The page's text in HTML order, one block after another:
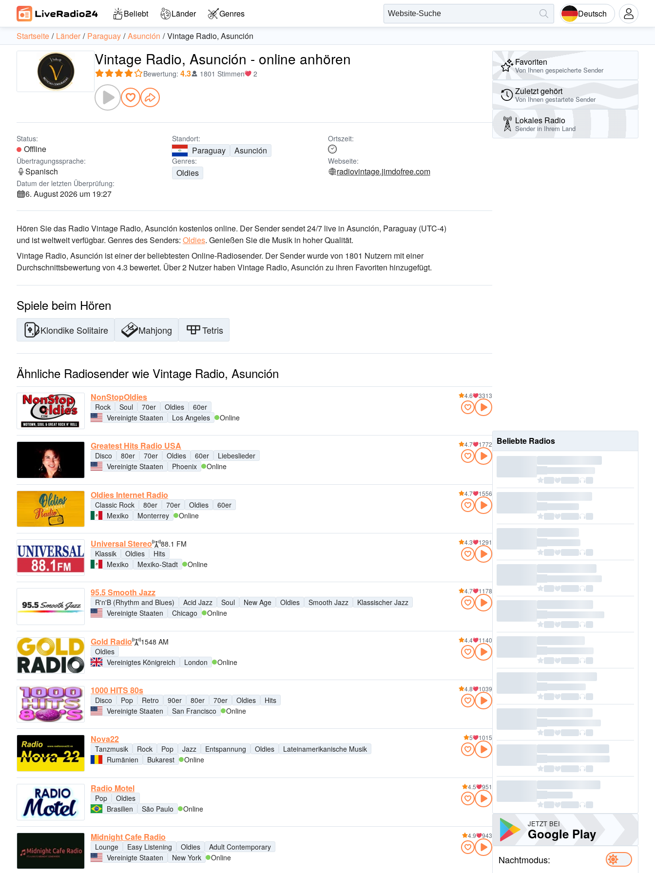
Beliebt Länder Genres Deutsch
Startseite Länder Paraguay Asunción Vintage Radio, Asunción
Vintage Radio, Asunción - online anhören
Bewertung: 4.3 1801 Stimmen 2
Status:
Offline
Standort:
Paraguay Asunción
Ortszeit:
Übertragungssprache:
Spanisch
Genres:
Oldies
Webseite:
radiovintage.jimdofree.com
Datum der letzten Überprüfung:
6. August 2026 um 19:27
Hören Sie das Radio Vintage Radio, Asunción kostenlos online. Der Sender sendet 24/7 live in Asunción, Paraguay (UTC-4)
und ist weltweit verfügbar. Genres des Senders: Oldies. Genießen Sie die Musik in hoher Qualität.
Vintage Radio, Asunción ist einer der beliebtesten Online-Radiosender. Der Sender wurde von 1801 Nutzern mit einer
Durchschnittsbewertung von 4.3 bewertet. Über 2 Nutzer haben Vintage Radio, Asunción zu ihren Favoriten hinzugefügt.
Spiele beim Hören
Klondike Solitaire Mahjong Tetris
Ähnliche Radiosender wie Vintage Radio, Asunción
NonStopOldies
Rock Soul 70er Oldies
60er
Vereinigte Staaten
Los Angeles Online
4.6 3313
Greatest Hits Radio USA
Disco 80er 70er Oldies 60er
Liebeslieder
Vereinigte Staaten
Phoenix Online
4.7 1772
Oldies Internet Radio
Classic Rock 80er 70er Oldies
60er
Mexiko
Monterrey Online
4.7 1556
Universal Stereo
88.1 FM
Klassik
Oldies
Hits
Mexiko
Mexiko-Stadt Online
4.3 1291
95.5 Smooth Jazz
R'n'B (Rhythm and Blues) Acid Jazz Soul New Age Oldies Smooth Jazz
Klassischer Jazz
Vereinigte Staaten
Chicago Online
4.7 1178
Gold Radio
1548 AM
Oldies
Vereinigtes Königreich
London Online
4.4 1140
1000 HITS 80s
Disco Pop Retro 90er 80er 70er Oldies
Hits
Vereinigte Staaten
San Francisco Online
4.8 1039
Nova22
Tanzmusik Rock Pop Jazz Entspannung Oldies
Lateinamerikanische Musik
Rumänien
Bukarest Online
5 1015
Radio Motel
Pop
Oldies
Brasilien
São Paulo Online
4.5 951
Midnight Cafe Radio
Lounge Easy Listening Oldies
Adult Contemporary
Vereinigte Staaten
New York Online
4.9 943
Favoriten
Von Ihnen gespeicherte Sender
Zuletzt gehört
Von Ihnen gestartete Sender
Lokales Radio
Sender in Ihrem Land
Beliebte Radios
JETZT BEI
Google Play
Nachtmodus: